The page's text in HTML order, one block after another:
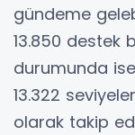
gündeme
13.850 destek
durumunda ise
13.322
olarak takip